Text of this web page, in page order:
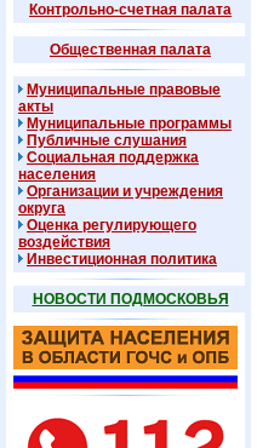
Контрольно-счетная палата
Общественная палата
Муниципальные правовые
акты
Муниципальные программы
Публичные слушания
Социальная поддержка
населения
Организации и учреждения
округа
Оценка регулирующего
воздействия
Инвестиционная политика
НОВОСТИ ПОДМОСКОВЬЯ